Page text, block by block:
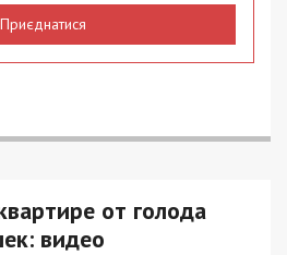
Приєднатися
от голода
видео